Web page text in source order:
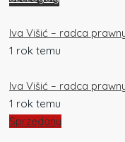
Iva Višić – radca
1 rok temu
Iva Višić – radca
1 rok temu
Sprzedany